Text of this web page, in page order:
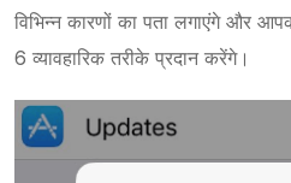
विभिन्न कारणों का पता लगाएंगे और
6 व्यावहारिक तरीके प्रदान करेंगे।